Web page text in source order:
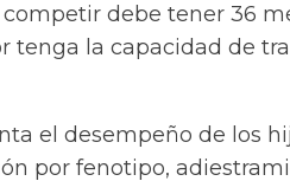
debe tener 36
tenga la capacidad de
el desempeño de los
por fenotipo,